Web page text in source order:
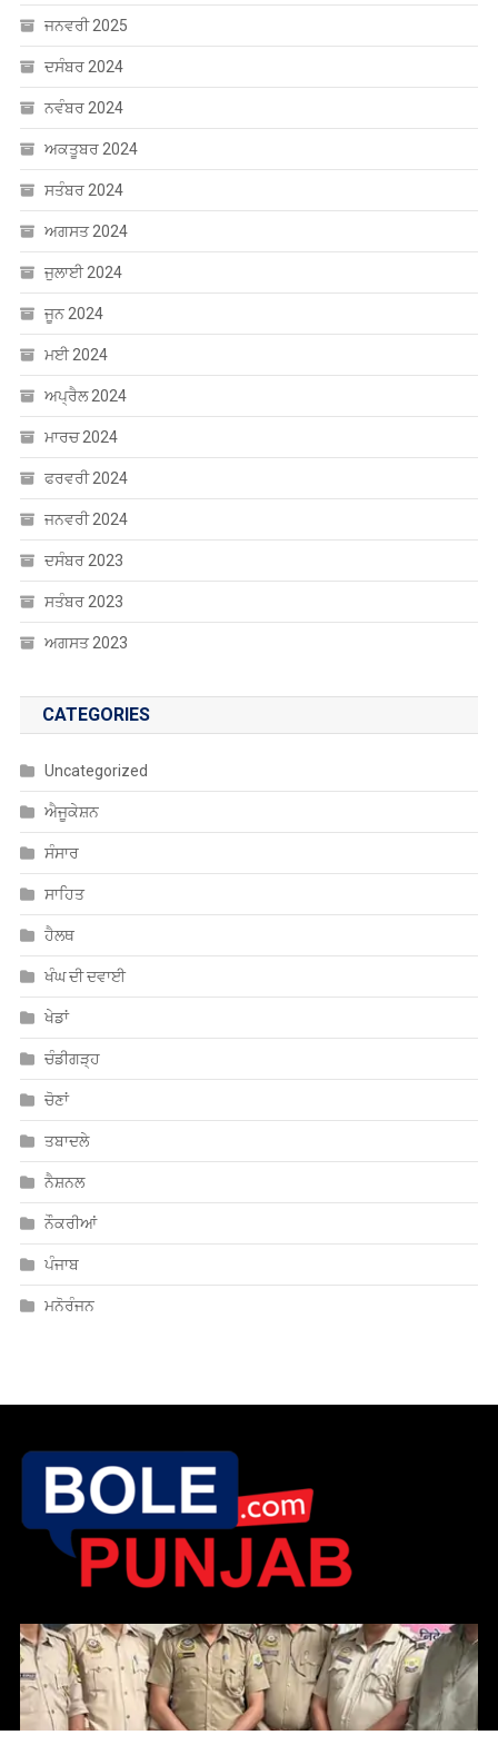
ਜਨਵਰੀ 2025
ਦਸੰਬਰ 2024
ਨਵੰਬਰ 2024
ਅਕਤੂਬਰ 2024
ਸਤੰਬਰ 2024
ਅਗਸਤ 2024
ਜੁਲਾਈ 2024
ਜੂਨ 2024
ਮਈ 2024
ਅਪ੍ਰੈਲ 2024
ਮਾਰਚ 2024
ਫਰਵਰੀ 2024
ਜਨਵਰੀ 2024
ਦਸੰਬਰ 2023
ਸਤੰਬਰ 2023
ਅਗਸਤ 2023
CATEGORIES
Uncategorized
ਐਜੂਕੇਸ਼ਨ
ਸੰਸਾਰ
ਸਾਹਿਤ
ਹੈਲਥ
ਖੰਘ ਦੀ ਦਵਾਈ
ਖੇਡਾਂ
ਚੰਡੀਗੜ੍ਹ
ਚੋਣਾਂ
ਤਬਾਦਲੇ
ਨੈਸ਼ਨਲ
ਨੌਕਰੀਆਂ
ਪੰਜਾਬ
ਮਨੋਰੰਜਨ